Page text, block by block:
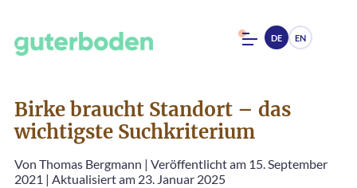
DE EN
Birke braucht Standort – das
wichtigste Suchkriterium
Von Thomas Bergmann | Veröffentlicht am 15. September
2021 | Aktualisiert am 23. Januar 2025